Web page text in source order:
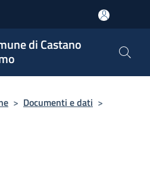
di Castano
> Documenti e dati >